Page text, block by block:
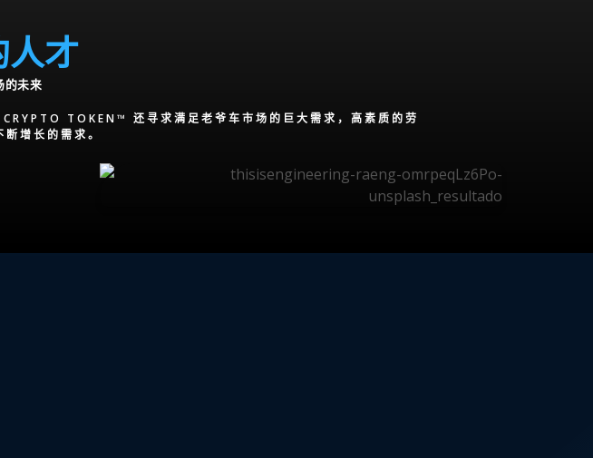
人才
的未来
TOKEN™ 还寻求满足老爷车市场的巨大需求，高素质的劳
增长的需求。